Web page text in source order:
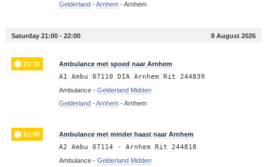
Gelderland -Arnhem-Arnhem
Saturday 21:00 - 22:00 8 August 2026
21:38 Ambulance met spoed naar Arnhem
A1 Ambu 07110 DIA Arnhem Rit 244839
Ambulance - Gelderland Midden
Gelderland -Arnhem-Arnhem
21:06 Ambulance met minder haast naar Arnhem
A2 Ambu 07114 - Arnhem Rit 244818
Ambulance - Gelderland Midden